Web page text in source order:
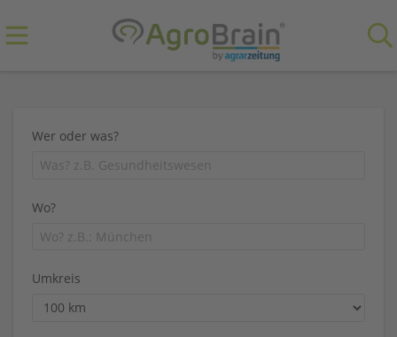
Wer oder was?
Wo?
Umkreis